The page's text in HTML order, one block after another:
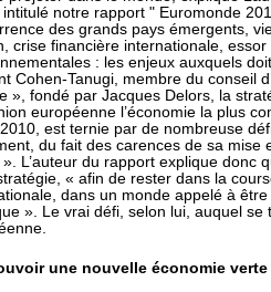
intitulé notre rapport " Euromonde
des grands pays émergents,
crise financière internationale,
: les enjeux auxquels
Cohen-Tanugi, membre du conseil
», fondé par Jacques Delors, la
européenne l’économie la plus
est ternie par de nombreuse
du fait des carences de sa
L’auteur du rapport explique donc
« afin de rester dans la
dans un monde appelé à
». Le vrai défi, selon lui, auquel se
une nouvelle économie verte